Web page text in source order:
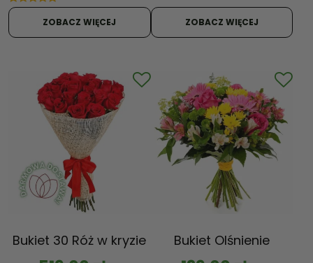
ZOBACZ WIĘCEJ
Oceniono
ZOBACZ WIĘCEJ
Bukiet 30 Róż w kryzie Bukiet Olśnienie